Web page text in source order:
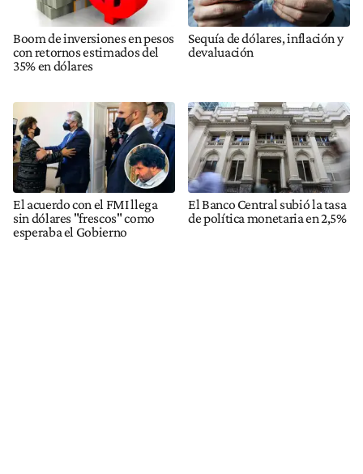
Boom de inversiones en pesos
con retornos estimados del
35% en dólares
Sequía de dólares, inflación y
devaluación
El acuerdo con el FMI llega
sin dólares "frescos" como
esperaba el Gobierno
El Banco Central subió la tasa
de política monetaria en 2,5%